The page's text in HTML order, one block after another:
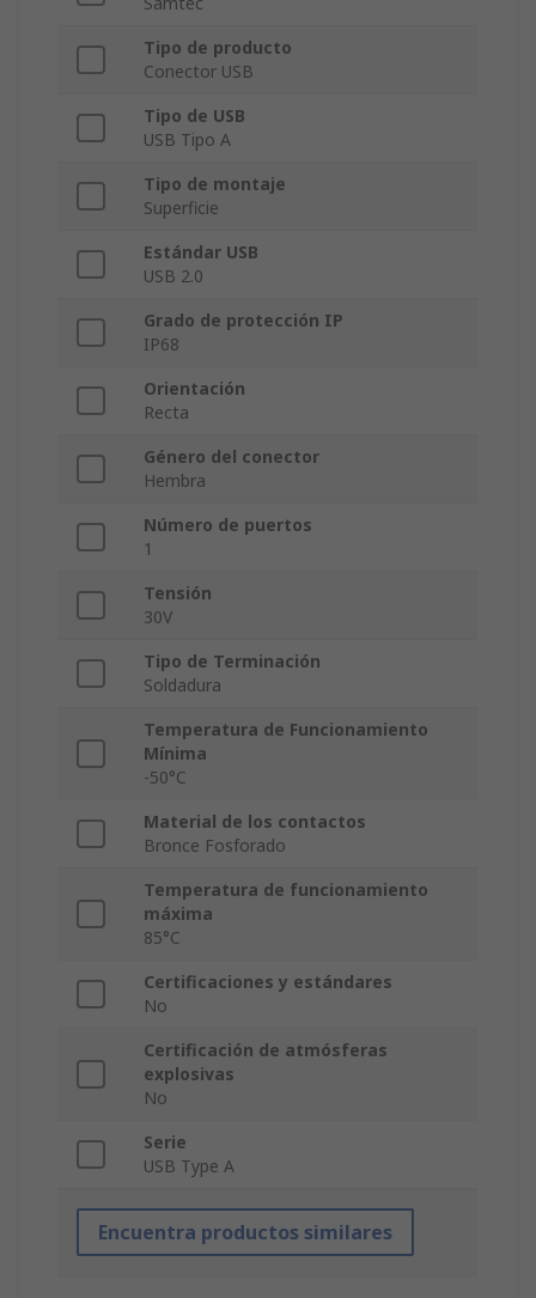
Tipo de producto
Conector USB
Tipo de USB
USB Tipo A
Tipo de montaje
Superficie
Estándar USB
USB 2.0
Grado de protección IP
IP68
Orientación
Recta
Género del conector
Hembra
Número de puertos
1
Tensión
30V
Tipo de Terminación
Soldadura
Temperatura de Funcionamiento
Mínima
-50°C
Material de los contactos
Bronce Fosforado
Temperatura de funcionamiento
máxima
85°C
Certificaciones y estándares
No
Certificación de atmósferas
explosivas
No
Serie
USB Type A
Encuentra productos similares